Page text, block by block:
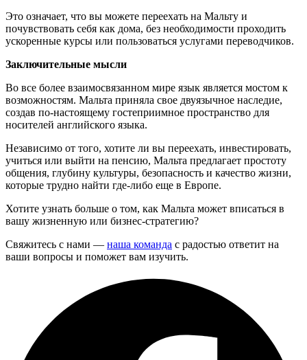
Это означает, что вы можете переехать на Мальту и
почувствовать себя как дома, без необходимости проходить
ускоренные курсы или пользоваться услугами переводчиков.
Заключительные мысли
Во все более взаимосвязанном мире язык является мостом к
возможностям. Мальта приняла свое двуязычное наследие,
создав по-настоящему гостеприимное пространство для
носителей английского языка.
Независимо от того, хотите ли вы переехать, инвестировать,
учиться или выйти на пенсию, Мальта предлагает простоту
общения, глубину культуры, безопасность и качество жизни,
которые трудно найти где-либо еще в Европе.
Хотите узнать больше о том, как Мальта может вписаться в
вашу жизненную или бизнес-стратегию?
Свяжитесь с нами — наша команда с радостью ответит на
ваши вопросы и поможет вам изучить.